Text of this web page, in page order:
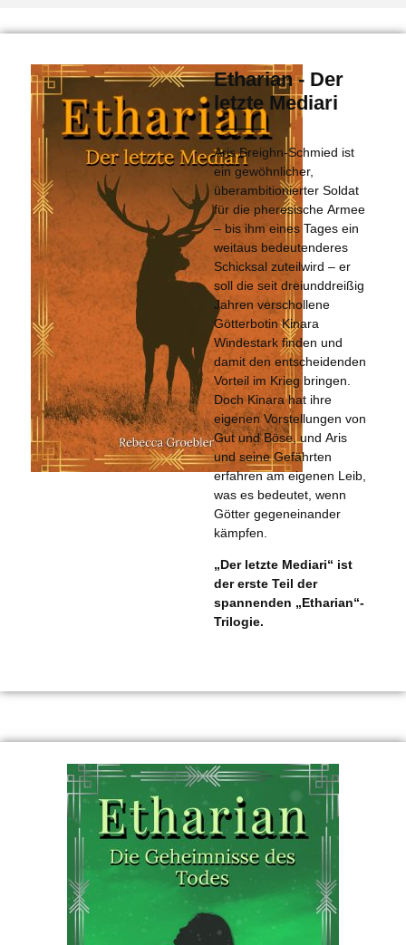
Etharian - Der
letzte Mediari
Aris Breighn-Schmied ist
ein gewöhnlicher,
überambitionierter Soldat
für die pheresische Armee
– bis ihm eines Tages ein
weitaus bedeutenderes
Schicksal zuteilwird – er
soll die seit dreiunddreißig
Jahren verschollene
Götterbotin Kinara
Windestark finden und
damit den entscheidenden
Vorteil im Krieg bringen.
Doch Kinara hat ihre
eigenen Vorstellungen von
Gut und Böse, und Aris
und seine Gefährten
erfahren am eigenen Leib,
was es bedeutet, wenn
Götter gegeneinander
kämpfen.
„Der letzte Mediari“ ist
der erste Teil der
spannenden „Etharian“-
Trilogie.